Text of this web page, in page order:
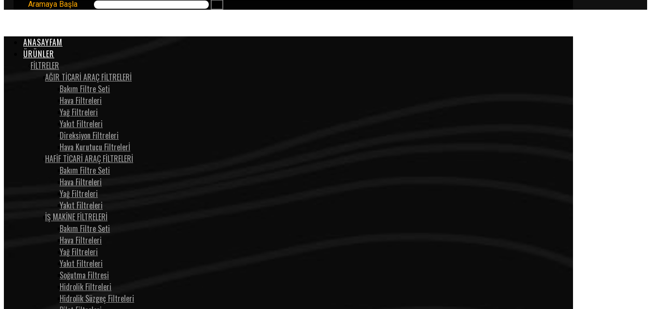
Aramaya Başla
ANASAYFAM
ÜRÜNLER
FİLTRELER
AĞIR TİCARİ ARAÇ FİLTRELERİ
Bakım Filtre Seti
Hava Filtreleri
Yağ Filtreleri
Yakıt Filtreleri
Direksiyon Filtreleri
Hava Kurutucu Filtrelerİ
HAFİF TİCARİ ARAÇ FİLTRELERİ
Bakım Filtre Seti
Hava Filtreleri
Yağ Filtreleri
Yakıt Filtreleri
İŞ MAKİNE FİLTRELERİ
Bakım Filtre Seti
Hava Filtreleri
Yağ Filtreleri
Yakıt Filtreleri
Soğutma Filtresi
Hidrolik Filtreleri
Hidrolik Süzgeç Filtreleri